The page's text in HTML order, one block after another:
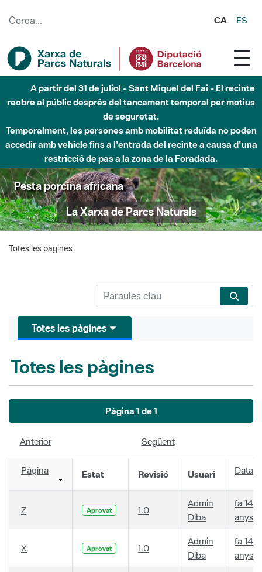
CA ES
A partir del 31 de juliol - Sant Miquel del Fai - El recinte
reobre al públic després del tancament temporal per motius
de seguretat.
Temporalment, les persones amb mobilitat reduïda no poden
accedir amb vehicle fins a l'entrada del recinte a causa d'una
restricció de pas a la zona de la Foradada.
Pesta porcina africana
La Xarxa de Parcs Naturals
Totes les pàgines
Totes les pàgines
Totes les pàgines
Pàgina 1 de 1
Anterior Següent
Pàgina Estat Revisió Usuari Data
Z Aprovat 1.0
Admin
Diba
fa 14
anys
X Aprovat 1.0
Admin
Diba
fa 14
anys